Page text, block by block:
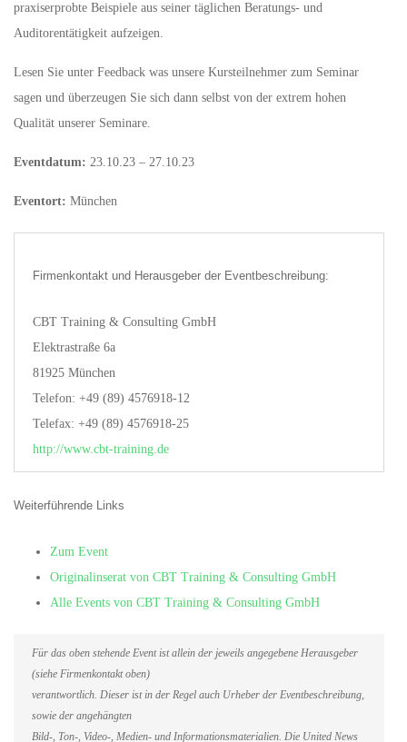
praxiserprobte Beispiele aus seiner täglichen Beratungs- und
Auditorentätigkeit aufzeigen.
Lesen Sie unter Feedback was unsere Kursteilnehmer zum Seminar
sagen und überzeugen Sie sich dann selbst von der extrem hohen
Qualität unserer Seminare.
Eventdatum: 23.10.23 – 27.10.23
Eventort: München
Firmenkontakt und Herausgeber der Eventbeschreibung:
CBT Training & Consulting GmbH
Elektrastraße 6a
81925 München
Telefon: +49 (89) 4576918-12
Telefax: +49 (89) 4576918-25
http://www.cbt-training.de
Weiterführende Links
Zum Event
Originalinserat von CBT Training & Consulting GmbH
Alle Events von CBT Training & Consulting GmbH
Für das oben stehende Event ist allein der jeweils angegebene Herausgeber
(siehe Firmenkontakt oben)
verantwortlich. Dieser ist in der Regel auch Urheber der Eventbeschreibung,
sowie der angehängten
Bild-, Ton-, Video-, Medien- und Informationsmaterialien. Die United News